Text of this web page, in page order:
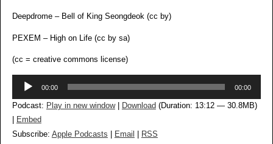
Deepdrome – Bell of King Seongdeok (cc by)
PEXEM – High on Life (cc by sa)
(cc = creative commons license)
Audio-
00:00 00:00
Podcast: Play in new window| Download (Duration: 13:12 — 30.8MB)
Embed
Subscribe: Apple Podcasts Email RSS